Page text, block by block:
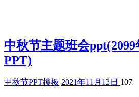
中秋节主题班会
PPT)
中秋节PPT模板 2021年11月12日 107